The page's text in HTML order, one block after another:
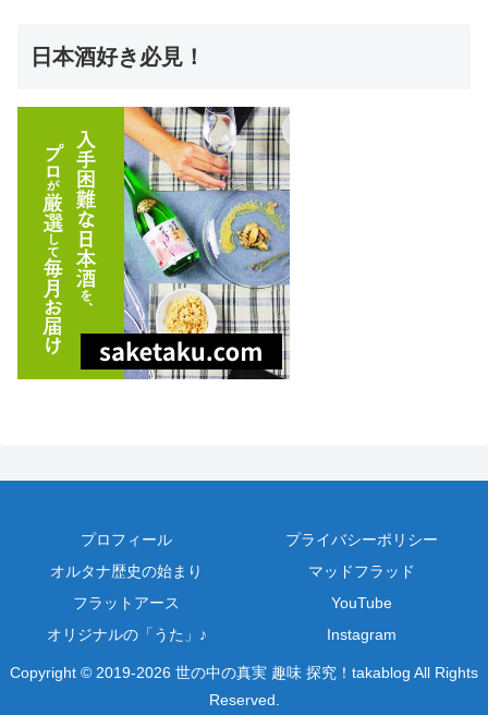
日本酒好き必見！
プロフィール
プライバシーポリシー
オルタナ歴史の始まり
マッドフラッド
フラットアース
YouTube
オリジナルの「うた」♪
Instagram
Copyright © 2019-2026 世の中の真実 趣味 探究！takablog All Rights
Reserved.